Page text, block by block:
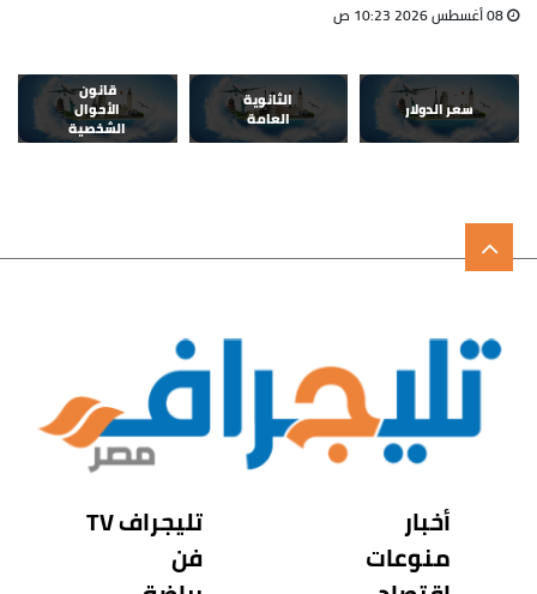
سعر الدولار
الثانوية
العامة
قانون
الأحوال
الشخصية
أخبار
منوعات
تليجراف TV
فن